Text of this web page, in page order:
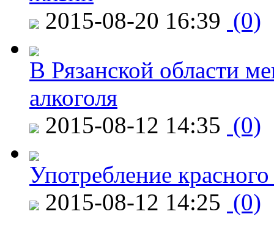
2015-08-20 16:39 (0)
В Рязанской области
алкоголя
2015-08-12 14:35 (0)
Употребление
2015-08-12 14:25 (0)